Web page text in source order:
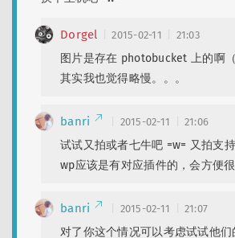
Dorgel 2015-02-11 21:03
图片是存在 photobucket 上的啊
其实我也觉得略慢。。。
banri 2015-02-11 21:06
试试又拍或者七牛吧 =w= 又拍支
wp应该是有对应插件的，会方便
banri 2015-02-11 21:07
对了你这个情况可以考虑试试他们